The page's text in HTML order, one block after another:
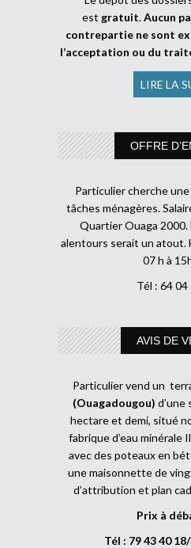
est gratuit.Aucun
contrepartie ne sont
l’acceptation ou du
LIRE LA
OFFRE
Particulier cherche
tâches ménagères.
Quartier Ouaga
alentours serait un atout.
07 h à
Tél : 64 04
AVIS DE
Particulier vend un
(Ouagadougou) d’une
hectare et demi, situé
fabrique d’eau minérale
avec des poteaux en
une maisonnette de
d’attribution et plan
Prix à
Tél : 79 43 40